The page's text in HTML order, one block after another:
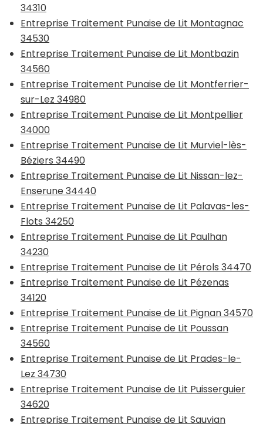
34310
Entreprise Traitement Punaise de Lit Montagnac
34530
Entreprise Traitement Punaise de Lit Montbazin
34560
Entreprise Traitement Punaise de Lit Montferrier-
sur-Lez 34980
Entreprise Traitement Punaise de Lit Montpellier
34000
Entreprise Traitement Punaise de Lit Murviel-lès-
Béziers 34490
Entreprise Traitement Punaise de Lit Nissan-lez-
Enserune 34440
Entreprise Traitement Punaise de Lit Palavas-les-
Flots 34250
Entreprise Traitement Punaise de Lit Paulhan
34230
Entreprise Traitement Punaise de Lit Pérols 34470
Entreprise Traitement Punaise de Lit Pézenas
34120
Entreprise Traitement Punaise de Lit Pignan 34570
Entreprise Traitement Punaise de Lit Poussan
34560
Entreprise Traitement Punaise de Lit Prades-le-
Lez 34730
Entreprise Traitement Punaise de Lit Puisserguier
34620
Entreprise Traitement Punaise de Lit Sauvian